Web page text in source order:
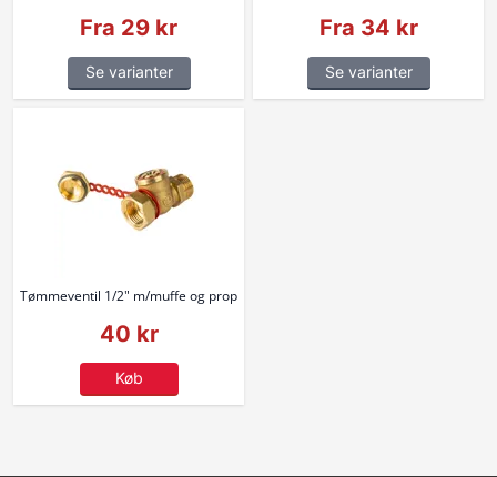
Fra 29 kr
Se varianter
Fra 34 kr
Se varianter
Tømmeventil 1/2" m/muffe og prop
40 kr
Køb